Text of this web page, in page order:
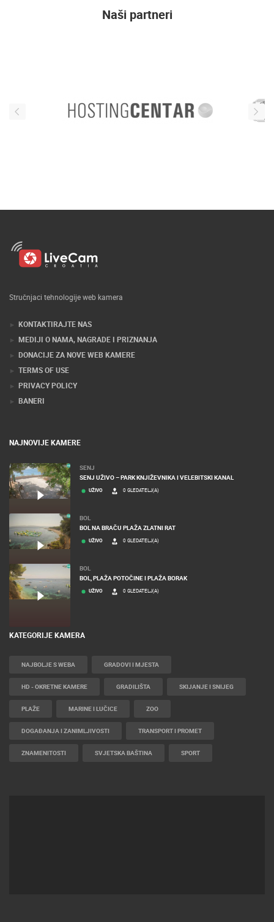
Naši partneri
Stručnjaci tehnologije web kamera
KONTAKTIRAJTE NAS
MEDIJI O NAMA, NAGRADE I PRIZNANJA
DONACIJE ZA NOVE WEB KAMERE
TERMS OF USE
PRIVACY POLICY
BANERI
NAJNOVIJE KAMERE
SENJ
SENJ UŽIVO – PARK KNJIŽEVNIKA I VELEBITSKI KANAL
UŽIVO 0 GLEDATELJ(A)
BOL
BOL NA BRAČU PLAŽA ZLATNI RAT
UŽIVO 0 GLEDATELJ(A)
BOL
BOL, PLAŽA POTOČINE I PLAŽA BORAK
UŽIVO 0 GLEDATELJ(A)
KATEGORIJE KAMERA
NAJBOLJE S WEBA GRADOVI I MJESTA
HD - OKRETNE KAMERE GRADILIŠTA SKIJANJE I SNIJEG
PLAŽE MARINE I LUČICE ZOO
DOGAĐANJA I ZANIMLJIVOSTI TRANSPORT I PROMET
ZNAMENITOSTI SVJETSKA BAŠTINA SPORT